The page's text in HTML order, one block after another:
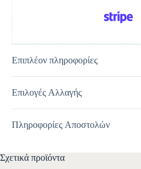
Επιπλέον πληροφορίες
Επιλογές Αλλαγής
Πληροφορίες Αποστολών
Σχετικά προϊόντα